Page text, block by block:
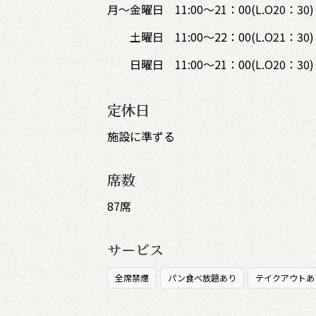
月～金曜日 11:00～21：00(L.O20：30)
土曜日 11:00～22：00(L.O21：30)
日曜日 11:00～21：00(L.O20：30)
定休日
施設に準ずる
席数
87席
サービス
全席禁煙 パン食べ放題あり テイクアウト